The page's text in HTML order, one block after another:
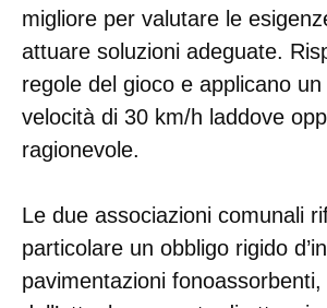
migliore per valutare le
attuare soluzioni adeguate.
regole del gioco e applicano un
velocità di 30 km/h laddove
ragionevole.
Le due associazioni comunali
particolare un obbligo rigido
pavimentazioni